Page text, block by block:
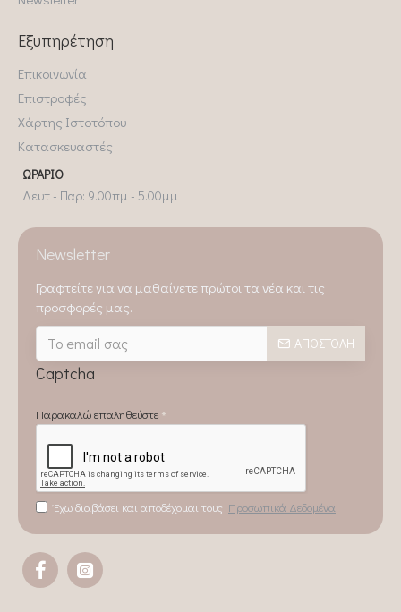
Εξυπηρέτηση
Επικοινωνία
Επιστροφές
Χάρτης Ιστοτόπου
Κατασκευαστές
ΩΡΆΡΙΟ
Δευτ - Παρ: 9.00πμ - 5.00μμ
Newsletter
Γραφτείτε για να μαθαίνετε πρώτοι τα νέα και τις
προσφορές μας.
ΑΠΟΣΤΟΛΉ
Captcha
Παρακαλώ επαληθεύστε
Έχω διαβάσει και αποδέχομαι τους Προσωπικά Δεδομένα